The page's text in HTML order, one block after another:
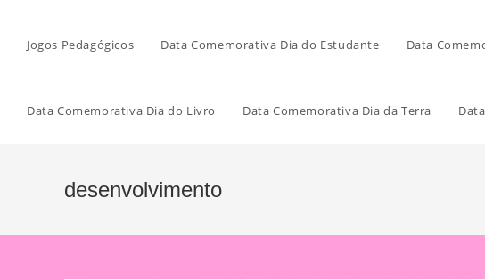
Jogos Pedagógicos Data Comemorativa Dia do Estudante Data
Data Comemorativa Dia do Livro Data Comemorativa Dia da Terra
desenvolvimento